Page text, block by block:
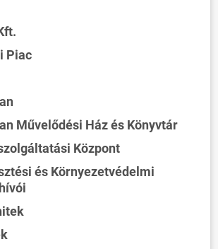
Piac
Művelődési Ház és Könyvtár
Központ
és Környezetvédelmi